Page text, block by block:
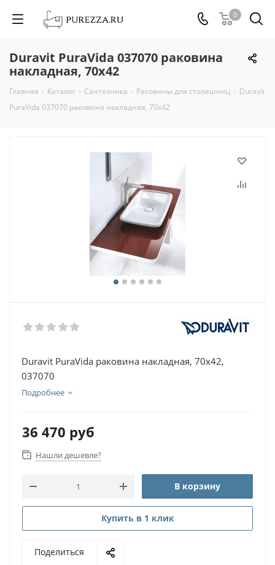
0
Duravit PuraVida 037070 раковина
накладная, 70х42
Главная - Каталог - Сантехника - Раковины для столешниц - Duravit
PuraVida 037070 раковина накладная, 70х42
Duravit PuraVida раковина накладная, 70х42,
037070
Подробнее
36 470 руб
Нашли дешевле?
В корзину
Купить в 1 клик
Поделиться